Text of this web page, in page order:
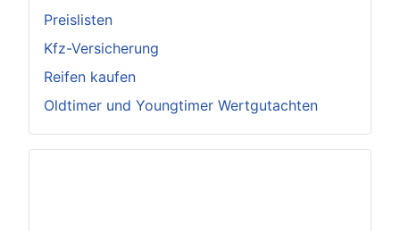
Preislisten
Kfz-Versicherung
Reifen kaufen
Oldtimer und Youngtimer Wertgutachten